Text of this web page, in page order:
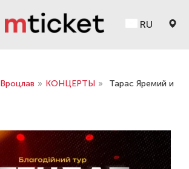
RU
Вроцлав » КОНЦЕРТЫ »
Тарас Яремий и